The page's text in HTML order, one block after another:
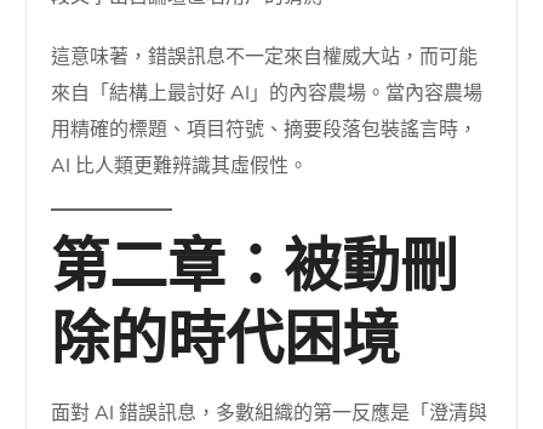
這意味著，錯誤訊息不一定來自權威大站，而可能
來自「結構上最討好 AI」的內容農場。當內容農場
用精確的標題、項目符號、摘要段落包裝謠言時，
AI 比人類更難辨識其虛假性。
第二章：被動刪
除的時代困境
面對 AI 錯誤訊息，多數組織的第一反應是「澄清與